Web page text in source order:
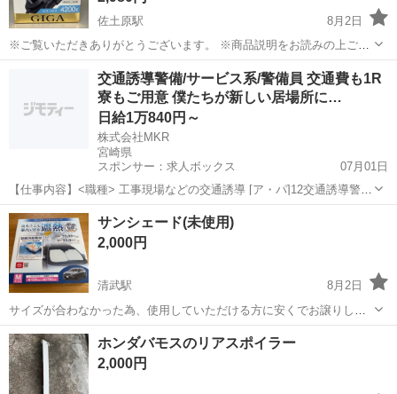
佐土原駅
8月2日
※ご覧いただきありがとうございます。 ※商品説明をお読みの上ご納
得の上でご購入お願い致します。 商品名：雨天でも見やすい視認性重
視の白色光 BD632N エアーネオ4200K HB4 状態： 未使用品 ※現物
佐土原駅 車のパーツ ネオ
交通誘導警備/サービス系/警備員 交通費も1R
寮もご用意 僕たちが新しい居場所に…
日給1万840円～
株式会社MKR
宮崎県
スポンサー：求人ボックス
07月01日
【仕事内容】<職種> 工事現場などの交通誘導 [ア・パ]12交通誘導警
備、サービスその他、警備員 <雇用形態> アルバイト・パート <給与>
[ア・パ]1日給10,840円～、2日給12,690円～ 交通費: 一律支給(1日
1,0...
アルバイト・パート
サンシェード(未使用)
2,000円
清武駅
8月2日
サイズが合わなかった為、使用していただける方に安くでお譲りしま
す。よかったらご連絡お待ちしてます。
宮崎 宮崎市 清武駅 その他
ホンダバモスのリアスポイラー
2,000円